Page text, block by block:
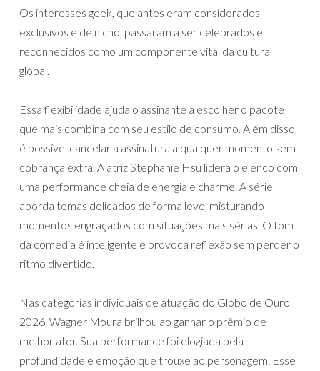
Os interesses geek, que antes eram considerados
exclusivos e de nicho, passaram a ser celebrados e
reconhecidos como um componente vital da cultura
global.
Essa flexibilidade ajuda o assinante a escolher o pacote
que mais combina com seu estilo de consumo. Além disso,
é possível cancelar a assinatura a qualquer momento sem
cobrança extra. A atriz Stephanie Hsu lidera o elenco com
uma performance cheia de energia e charme. A série
aborda temas delicados de forma leve, misturando
momentos engraçados com situações mais sérias. O tom
da comédia é inteligente e provoca reflexão sem perder o
ritmo divertido.
Nas categorias individuais de atuação do Globo de Ouro
2026, Wagner Moura brilhou ao ganhar o prêmio de
melhor ator. Sua performance foi elogiada pela
profundidade e emoção que trouxe ao personagem. Esse